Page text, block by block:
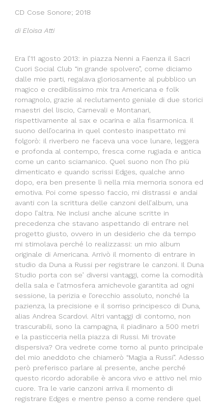
CD Cose Sonore; 2018
di Eloisa Atti
Era l’11 agosto 2013: in piazza Nenni a Faenza il Sacri
Cuori Social Club “in grande spolvero”, come diciamo
dalle mie parti, regalava gloriosamente al pubblico un
magico e credibilissimo mix tra Americana e folk
romagnolo, grazie al reclutamento geniale di due storici
maestri del liscio, Carnevali e Montanari,
rispettivamente al sax e ocarina e alla fisarmonica. Il
suono dell’ocarina in quel contesto inaspettato mi
folgorò: il riverbero ne faceva una voce lunare, leggera
e profonda al contempo, fresca come rugiada e antica
come un canto sciamanico. Quel suono non l’ho più
dimenticato e quando scrissi Edges, qualche anno
dopo, era ben presente lì nella mia memoria sonora ed
emotiva. Poi come spesso faccio, mi distrassi e andai
avanti con la scrittura delle canzoni dell’album, una
dopo l’altra. Ne inclusi anche alcune scritte in
precedenza che stavano aspettando di entrare nel
progetto giusto, ovvero in un desiderio che da tempo
mi stimolava perché lo realizzassi: un mio album
originale di Americana. Arrivò il momento di entrare in
studio da Duna a Russi per registrare le canzoni. Il Duna
Studio porta con se’ diversi vantaggi, come la comodità
della sala e l’atmosfera amichevole garantita ad ogni
sessione, la perizia e l’orecchio assoluto, nonché la
pazienza, la precisione e il sorriso principesco di Duna,
alias Andrea Scardovi. Altri vantaggi di contorno, non
trascurabili, sono la campagna, il piadinaro a 500 metri
e la pasticceria nella piazza di Russi. Mi trovate
dispersiva? Ora vedrete come torno al punto principale
del mio aneddoto che chiamerò “Magia a Russi”. Adesso
però preferisco parlare al presente, anche perché
questo ricordo adorabile è ancora vivo e attivo nel mio
cuore. Tra le varie canzoni arriva il momento di
registrare Edges e mentre penso a come rendere quel